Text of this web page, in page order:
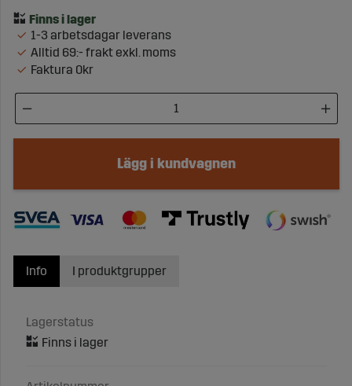
1-3 arbetsdagar leverans
Alltid 69:- frakt exkl. moms
Faktura 0kr
Lägg i kundvagnen
Info
Lagerstatus
I produktgrupper